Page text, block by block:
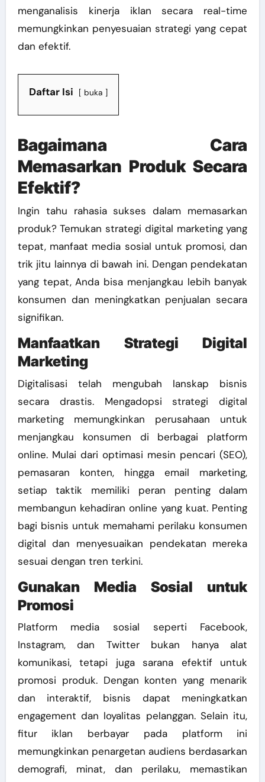
menganalisis kinerja iklan secara real-time
memungkinkan penyesuaian strategi yang cepat
dan efektif.
Daftar Isi buka
Bagaimana Cara
Memasarkan Produk Secara
Efektif?
Ingin tahu rahasia sukses dalam memasarkan
produk? Temukan strategi digital marketing yang
tepat, manfaat media sosial untuk promosi, dan
trik jitu lainnya di bawah ini. Dengan pendekatan
yang tepat, Anda bisa menjangkau lebih banyak
konsumen dan meningkatkan penjualan secara
signifikan.
Manfaatkan Strategi Digital
Marketing
Digitalisasi telah mengubah lanskap bisnis
secara drastis. Mengadopsi strategi digital
marketing memungkinkan perusahaan untuk
menjangkau konsumen di berbagai platform
online. Mulai dari optimasi mesin pencari (SEO),
pemasaran konten, hingga email marketing,
setiap taktik memiliki peran penting dalam
membangun kehadiran online yang kuat. Penting
bagi bisnis untuk memahami perilaku konsumen
digital dan menyesuaikan pendekatan mereka
sesuai dengan tren terkini.
Gunakan Media Sosial untuk
Promosi
Platform media sosial seperti Facebook,
Instagram, dan Twitter bukan hanya alat
komunikasi, tetapi juga sarana efektif untuk
promosi produk. Dengan konten yang menarik
dan interaktif, bisnis dapat meningkatkan
engagement dan loyalitas pelanggan. Selain itu,
fitur iklan berbayar pada platform ini
memungkinkan penargetan audiens berdasarkan
demografi, minat, dan perilaku, memastikan